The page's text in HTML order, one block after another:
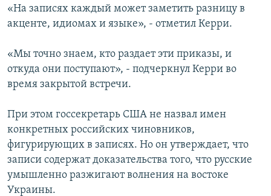
«На записях каждый может заметить разницу в
акценте, идиомах и языке», - отметил Керри.
«Мы точно знаем, кто раздает эти приказы, и
откуда они поступают», - подчеркнул Керри во
время закрытой встречи.
При этом госсекретарь США не назвал имен
конкретных российских чиновников,
фигурирующих в записях. Но он утверждает, что
записи содержат доказательства того, что русские
умышленно разжигают волнения на востоке
Украины.